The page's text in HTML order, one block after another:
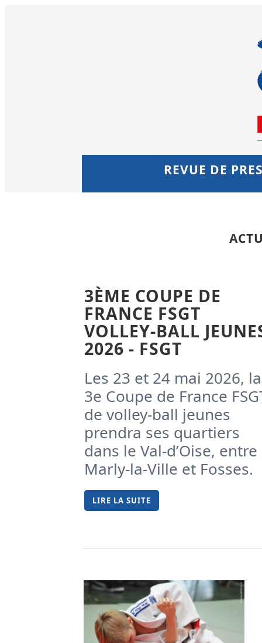
REVUE DE
3ÈME COUPE DE
FRANCE FSGT
VOLLEY-BALL
2026 - FSGT
Les 23 et 24 mai 2026, la
3e Coupe de France
de volley-ball jeunes
prendra ses quartiers
dans le Val-d’Oise, entre
Marly-la-Ville et Fosses.
LIRE LA SUITE